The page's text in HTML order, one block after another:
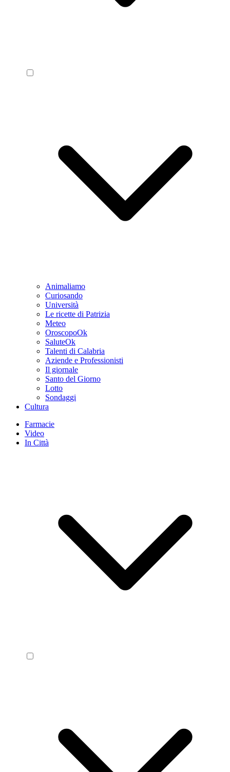
Animaliamo
Curiosando
Università
Le ricette di Patrizia
Meteo
OroscopoOk
SaluteOk
Talenti di Calabria
Aziende e Professionisti
Il giornale
Santo del Giorno
Lotto
Sondaggi
Cultura
Farmacie
Video
In Città